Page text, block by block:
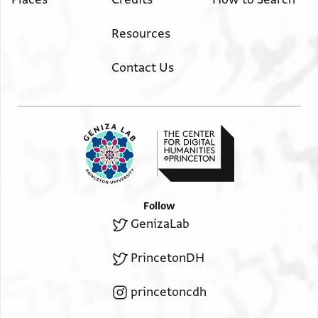
Resources
Contact Us
Follow
GenizaLab
PrincetonDH
princetoncdh